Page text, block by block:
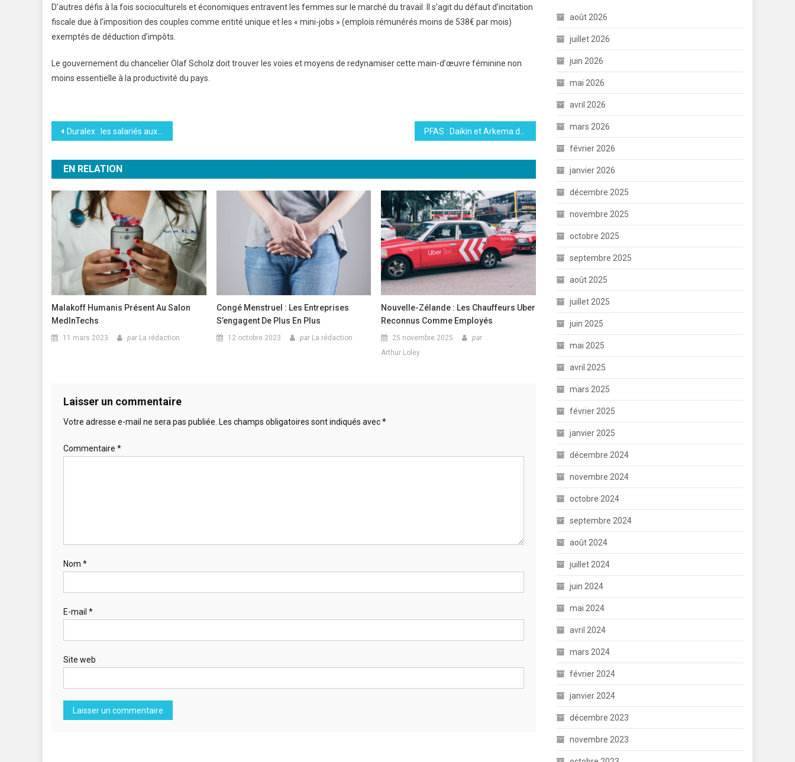
D’autres défis à la fois socioculturels et économiques entravent les femmes sur le marché du travail. Il s’agit du défaut d’incitation
fiscale due à l’imposition des couples comme entité unique et les « mini-jobs » (emplois rémunérés moins de 538€ par mois)
exemptés de déduction d’impôts.
Le gouvernement du chancelier Olaf Scholz doit trouver les voies et moyens de redynamiser cette main-d’œuvre féminine non
moins essentielle à la productivité du pays.
Navigation
de
l’article
Duralex : les salariés aux commandes pour relever la verrerie
EN RELATION
Malakoff Humanis Présent Au Salon
MedInTechs
11 mars 2023 par La rédaction
Congé Menstruel : Les Entreprises
S’engagent De Plus En Plus
12 octobre 2023 par La rédaction
Nouvelle-Zélande : Les Chauffeurs Uber
Reconnus Comme Employés
25 novembre 2025
par
Arthur Loley
Laisser un commentaire
Votre adresse e-mail ne sera pas publiée. Les champs obligatoires sont indiqués avec*
Commentaire *
Nom *
E-mail *
Site web
août 2026
juillet 2026
juin 2026
mai 2026
avril 2026
mars 2026
février 2026
janvier 2026
décembre 2025
novembre 2025
octobre 2025
septembre 2025
août 2025
juillet 2025
juin 2025
mai 2025
avril 2025
mars 2025
février 2025
janvier 2025
décembre 2024
novembre 2024
octobre 2024
septembre 2024
août 2024
juillet 2024
juin 2024
mai 2024
avril 2024
mars 2024
février 2024
janvier 2024
décembre 2023
novembre 2023